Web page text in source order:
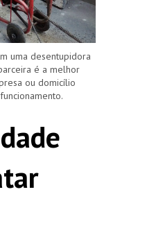
uma desentupidora
é a melhor
ou domicílio